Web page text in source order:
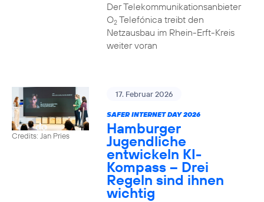
Der Telekommunikationsanbieter
O2Telefónica treibt den
Netzausbau im Rhein-Erft-Kreis
weiter voran
Credits: Jan Pries
17. Februar 2026
SAFER INTERNET DAY 2026
Hamburger
Jugendliche
entwickeln KI-
Kompass – Drei
Regeln sind ihnen
wichtig